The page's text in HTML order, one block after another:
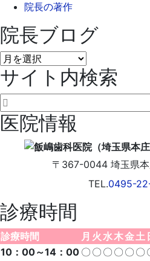
院長の著作
院長ブログ
院
長
ブ
ロ
グ
サイト内検索
医院情報
〒367-0044 埼玉県
TEL.0495-
診療時間
診療時間 月 火 水木金土
10：00～14：00 〇 〇 〇 〇 〇 〇